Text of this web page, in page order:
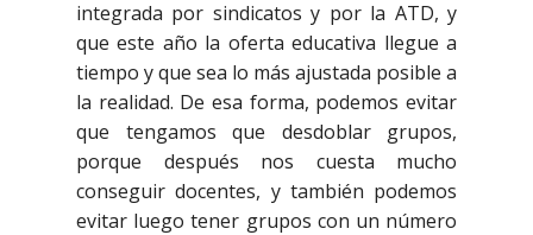
integrada por sindicatos y por la ATD, y
que este año la oferta educativa llegue a
tiempo y que sea lo más ajustada posible a
la realidad. De esa forma, podemos evitar
que tengamos que desdoblar grupos,
porque después nos cuesta mucho
conseguir docentes, y también podemos
evitar luego tener grupos con un número